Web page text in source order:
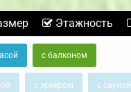
Этажность
с балконом
с эркером с сауной